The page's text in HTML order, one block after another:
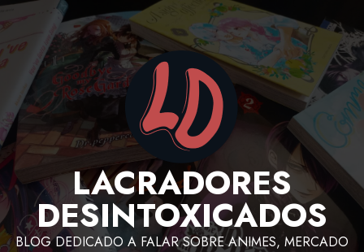
LACRADORES
DESINTOXICADOS
BLOG DEDICADO A FALAR SOBRE ANIMES, MERCADO